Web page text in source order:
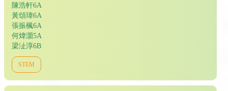
陳浩軒6A
黃頌瑋6A
張振楓6A
何煒灝5A
梁沚淳6B
STEM